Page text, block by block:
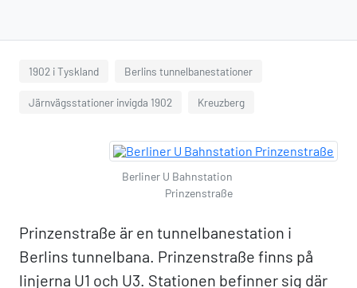
1902 i Tyskland Berlins tunnelbanestationer
Järnvägsstationer invigda 1902 Kreuzberg
Berliner U Bahnstation
Prinzenstraße
Prinzenstraße är en tunnelbanestation i
Berlins tunnelbana. Prinzenstraße finns på
linjerna U1 och U3. Stationen befinner sig där